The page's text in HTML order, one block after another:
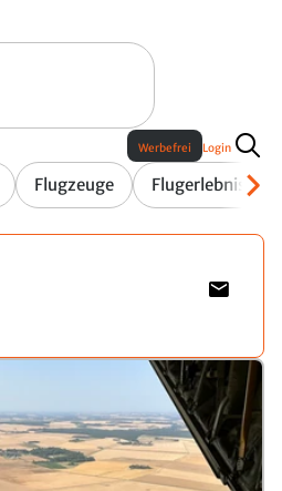
Flugzeuge Flugerlebnis
Werbefrei Login